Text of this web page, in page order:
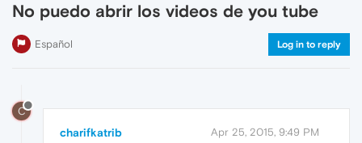
No puedo abrir los videos de you tube
Español Log in to reply
C
charifkatrib Apr 25, 2015, 9:49 PM